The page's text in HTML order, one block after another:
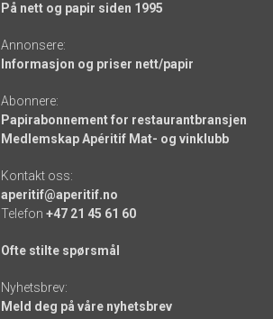
På nett og papir siden 1995
Annonsere:
Informasjon og priser nett/papir
Abonnere:
Papirabonnement for restaurantbransjen
Medlemskap Apéritif Mat- og vinklubb
Kontakt oss:
aperitif@aperitif.no
Telefon +47 21 45 61 60
Ofte stilte spørsmål
Nyhetsbrev:
Meld deg på våre nyhetsbrev